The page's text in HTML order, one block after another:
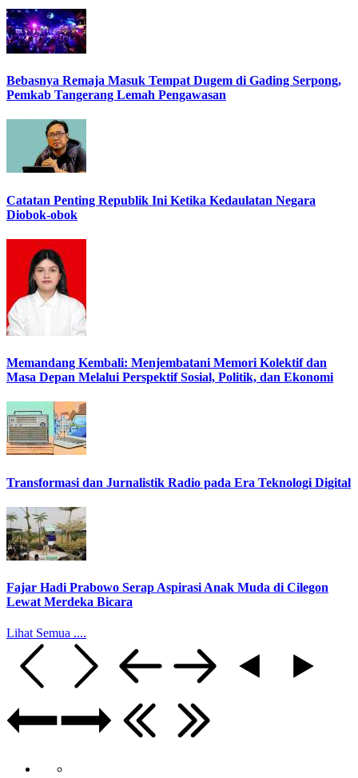
Bebasnya Remaja Masuk Tempat Dugem di Gading Serpong,
Pemkab Tangerang Lemah Pengawasan
Catatan Penting Republik Ini Ketika Kedaulatan Negara
Diobok-obok
Memandang Kembali: Menjembatani Memori Kolektif dan
Masa Depan Melalui Perspektif Sosial, Politik, dan Ekonomi
Transformasi dan Jurnalistik Radio pada Era Teknologi Digital
Fajar Hadi Prabowo Serap Aspirasi Anak Muda di Cilegon
Lewat Merdeka Bicara
Lihat Semua ....